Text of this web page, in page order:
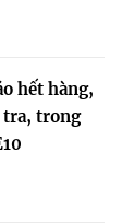
hết hàng,
trong